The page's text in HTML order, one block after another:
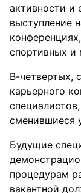
активности и
выступление
спортивных и
В-четвертых,
карьерного
сменившиеся
Будущие
процедурам
вакантной